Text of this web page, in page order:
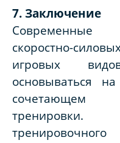
7. Заключение
Современные
скоростно-
игровых
основываться
сочетающем